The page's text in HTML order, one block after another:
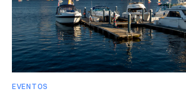
EVENTOS